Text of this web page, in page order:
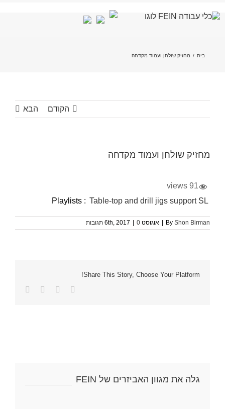
בית / מחזיק שולחן ועמוד מקדחה
הקודם הבא
מחזיק שולחן ועמוד מקדחה
91 views
Playlists : Table-top and drill jigs support SL
By Shon Birman אוגוסט 6th, 2017 0 תגובות
Share This Story, Choose Your Platform!
Facebook
Twitter
LinkedIn
גלה את מגוון האביזרים של FEIN